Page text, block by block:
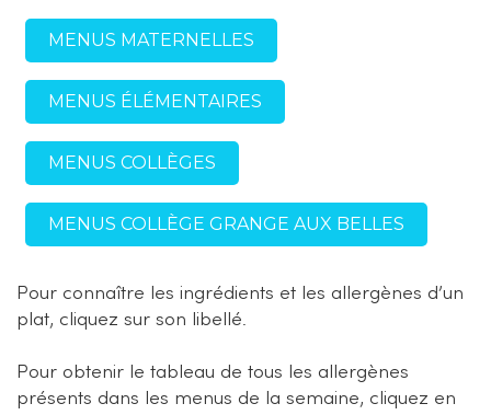
MENUS MATERNELLES
MENUS ÉLÉMENTAIRES
MENUS COLLÈGES
MENUS COLLÈGE GRANGE AUX BELLES
Pour connaître les ingrédients et les allergènes d’un
plat, cliquez sur son libellé.
Pour obtenir le tableau de tous les allergènes
présents dans les menus de la semaine, cliquez en